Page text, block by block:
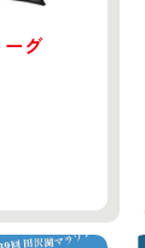
ーグ